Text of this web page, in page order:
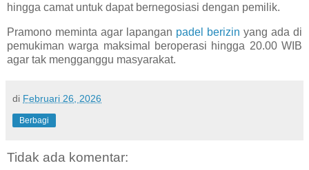
hingga camat untuk dapat bernegosiasi dengan pemilik.
Pramono meminta agar lapangan padel berizin yang ada di
pemukiman warga maksimal beroperasi hingga 20.00 WIB
agar tak mengganggu masyarakat.
di Februari 26, 2026
Berbagi
Tidak ada komentar: